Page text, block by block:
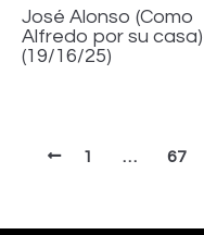
José Alonso (Como
Alfredo por su casa)
(19/16/25)
1 … 67